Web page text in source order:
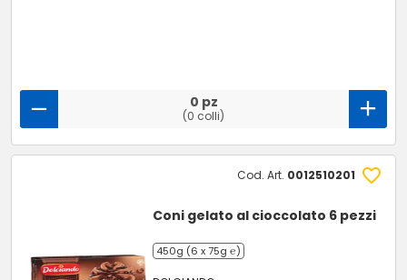
0 pz
(0 colli)
Cod. Art. 0012510201
Coni gelato al cioccolato 6 pezzi
450g (6 x 75g ℮)